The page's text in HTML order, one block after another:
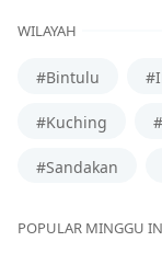
WILAYAH
#Bintulu
#Kuching
#Sandakan
POPULAR MINGGU